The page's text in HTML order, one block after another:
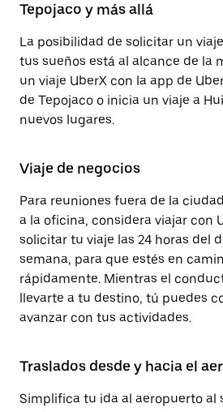
Tepojaco y más allá
La posibilidad de solicitar un
tus sueños está al alcance de la
un viaje UberX con la app de
de Tepojaco o inicia un viaje a
nuevos lugares.
Viaje de negocios
Para reuniones fuera de la
a la oficina, considera viajar con
solicitar tu viaje las 24 horas del
semana, para que estés en
rápidamente. Mientras el
llevarte a tu destino, tú puedes
avanzar con tus actividades.
Traslados desde y hacia el
Simplifica tu ida al aeropuerto al